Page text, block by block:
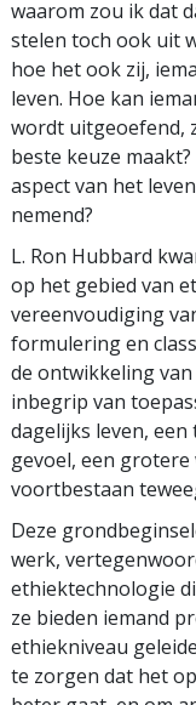
waarom zou ik dat
stelen toch ook uit
hoe het ook zij,
leven. Hoe kan
wordt uitgeoefend,
beste keuze
aspect van het
nemend?
L. Ron Hubbard
op het gebied van
vereenvoudiging
formulering en
de ontwikkeling
inbegrip van
dagelijks leven,
gevoel, een
voortbestaan
Deze
werk,
ethiektechnologie
ze bieden iemand
ethiekniveau
te zorgen dat het